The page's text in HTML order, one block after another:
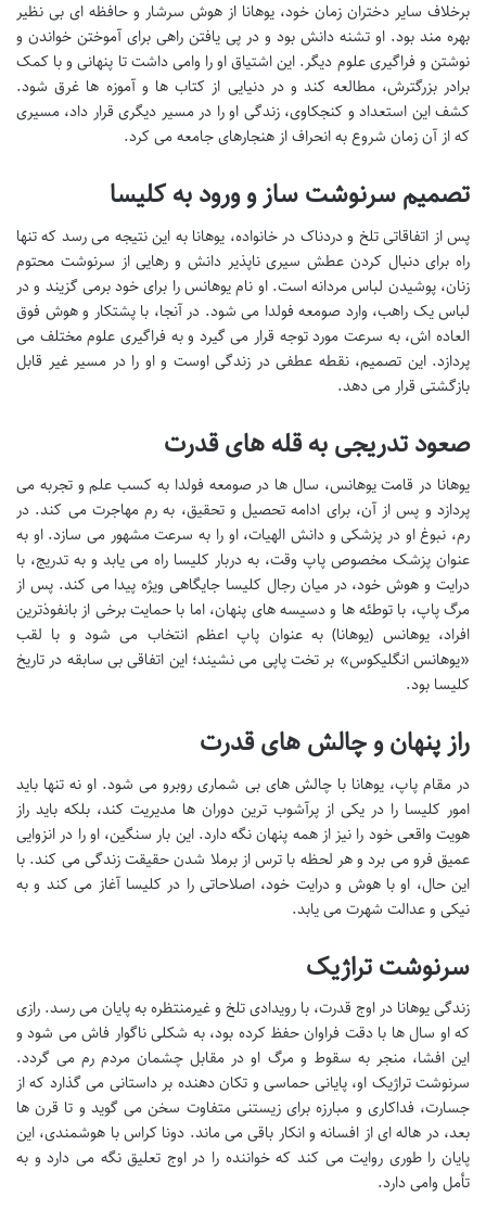
برخلاف سایر دختران زمان خود، یوهانا از هوش سرشار و حافظه ای بی نظیر
بهره مند بود. او تشنه دانش بود و در پی یافتن راهی برای آموختن خواندن و
نوشتن و فراگیری علوم دیگر. این اشتیاق او را وامی داشت تا پنهانی و با کمک
برادر بزرگترش، مطالعه کند و در دنیایی از کتاب ها و آموزه ها غرق شود.
کشف این استعداد و کنجکاوی، زندگی او را در مسیر دیگری قرار داد، مسیری
که از آن زمان شروع به انحراف از هنجارهای جامعه می کرد.
تصمیم سرنوشت ساز و ورود به کلیسا
پس از اتفاقاتی تلخ و دردناک در خانواده، یوهانا به این نتیجه می رسد که تنها
راه برای دنبال کردن عطش سیری ناپذیر دانش و رهایی از سرنوشت محتوم
زنان، پوشیدن لباس مردانه است. او نام یوهانس را برای خود برمی گزیند و در
لباس یک راهب، وارد صومعه فولدا می شود. در آنجا، با پشتکار و هوش فوق
العاده اش، به سرعت مورد توجه قرار می گیرد و به فراگیری علوم مختلف می
پردازد. این تصمیم، نقطه عطفی در زندگی اوست و او را در مسیر غیر قابل
بازگشتی قرار می دهد.
صعود تدریجی به قله های قدرت
یوهانا در قامت یوهانس، سال ها در صومعه فولدا به کسب علم و تجربه می
پردازد و پس از آن، برای ادامه تحصیل و تحقیق، به رم مهاجرت می کند. در
رم، نبوغ او در پزشکی و دانش الهیات، او را به سرعت مشهور می سازد. او به
عنوان پزشک مخصوص پاپ وقت، به دربار کلیسا راه می یابد و به تدریج، با
درایت و هوش خود، در میان رجال کلیسا جایگاهی ویژه پیدا می کند. پس از
مرگ پاپ، با توطئه ها و دسیسه های پنهان، اما با حمایت برخی از بانفوذترین
افراد، یوهانس (یوهانا) به عنوان پاپ اعظم انتخاب می شود و با لقب
«یوهانس انگلیکوس» بر تخت پاپی می نشیند؛ این اتفاقی بی سابقه در تاریخ
کلیسا بود.
راز پنهان و چالش های قدرت
در مقام پاپ، یوهانا با چالش های بی شماری روبرو می شود. او نه تنها باید
امور کلیسا را در یکی از پرآشوب ترین دوران ها مدیریت کند، بلکه باید راز
هویت واقعی خود را نیز از همه پنهان نگه دارد. این بار سنگین، او را در انزوایی
عمیق فرو می برد و هر لحظه با ترس از برملا شدن حقیقت زندگی می کند. با
این حال، او با هوش و درایت خود، اصلاحاتی را در کلیسا آغاز می کند و به
نیکی و عدالت شهرت می یابد.
سرنوشت تراژیک
زندگی یوهانا در اوج قدرت، با رویدادی تلخ و غیرمنتظره به پایان می رسد. رازی
که او سال ها با دقت فراوان حفظ کرده بود، به شکلی ناگوار فاش می شود و
این افشا، منجر به سقوط و مرگ او در مقابل چشمان مردم رم می گردد.
سرنوشت تراژیک او، پایانی حماسی و تکان دهنده بر داستانی می گذارد که از
جسارت، فداکاری و مبارزه برای زیستنی متفاوت سخن می گوید و تا قرن ها
بعد، در هاله ای از افسانه و انکار باقی می ماند. دونا کراس با هوشمندی، این
پایان را طوری روایت می کند که خواننده را در اوج تعلیق نگه می دارد و به
تأمل وامی دارد.